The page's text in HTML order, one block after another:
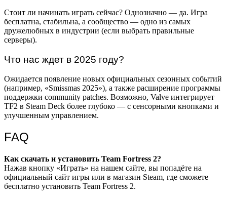
Стоит ли начинать играть сейчас? Однозначно — да. Игра
бесплатна, стабильна, а сообщество — одно из самых
дружелюбных в индустрии (если выбрать правильные
серверы).
Что нас ждет в 2025 году?
Ожидается появление новых официальных сезонных событий
(например, «Smissmas 2025»), а также расширение программы
поддержки community patches. Возможно, Valve интегрирует
TF2 в Steam Deck более глубоко — с сенсорными кнопками и
улучшенным управлением.
FAQ
Как скачать и установить Team Fortress 2?
Нажав кнопку «Играть» на нашем сайте, вы попадёте на
официальный сайт игры или в магазин Steam, где сможете
бесплатно установить Team Fortress 2.